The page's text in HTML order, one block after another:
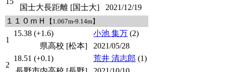
国士大長距離 [国士大]
2021/12/19
１１０ｍＨ
【1.067m-9.14m】
1
15.38 (+1.6) 小池 集万 (2)
県高校 [松本]
2021/05/28
2
18.51 (+0.1) 荒井 清志郎 (1)